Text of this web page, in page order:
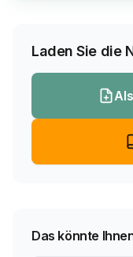
Laden Sie die
Das könnte